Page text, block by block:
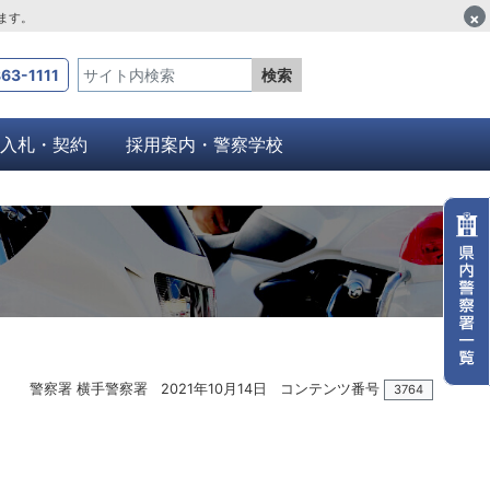
1111 検索
。 ×
入札・契約 採用案内・警察学校
警察署 横手警察署 2021年10月14日 コンテンツ番号 3764